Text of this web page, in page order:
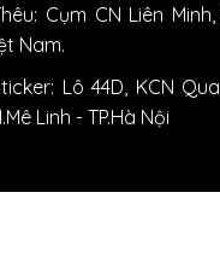
Cụm CN Liên
Nam.
Lô 44D, KCN
Linh - TP.Hà Nội